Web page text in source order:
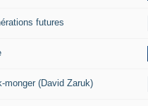
futures
monger (David Zaruk)